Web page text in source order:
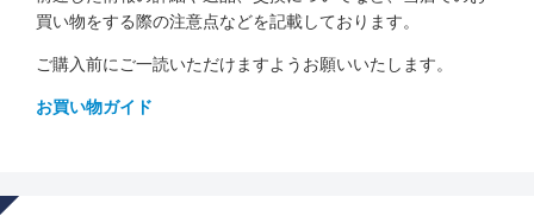
買い物をする際の注意点などを記載しております。
ご購入前にご一読いただけますようお願いいたします。
お買い物ガイド